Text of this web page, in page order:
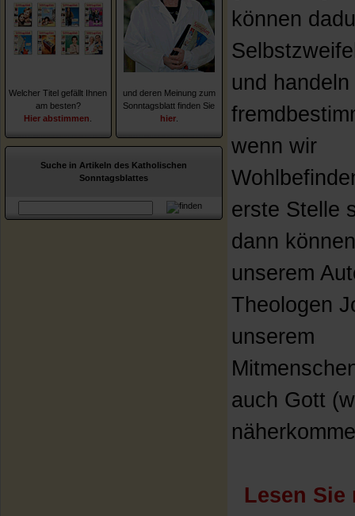
Welcher Titel gefällt Ihnen
am besten?
Hier abstimmen
und deren Meinung zum
Sonntagsblatt finden Sie
hier
Suche in Artikeln des Katholischen
Sonntagsblattes
können
und
wenn wir
erste Stelle
dann
unserem
Theologen
unserem
auch Gott
Lesen Sie